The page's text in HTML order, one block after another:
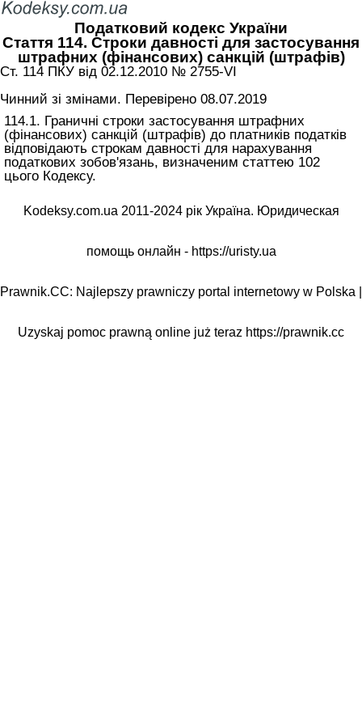
Податковий кодекс України
Стаття 114. Строки давності для застосування
штрафних (фінансових) санкцій (штрафів)
Ст. 114 ПКУ від 02.12.2010 № 2755-VI
Чинний зі змінами. Перевірено 08.07.2019
114.1. Граничні строки застосування штрафних
(фінансових) санкцій (штрафів) до платників податків
відповідають строкам давності для нарахування
податкових зобов'язань, визначеним статтею 102
цього Кодексу.
Kodeksy.com.ua 2011-2024 рік Україна. Юридическая
помощь онлайн - https://uristy.ua
Prawnik.CC: Najlepszy prawniczy portal internetowy w Polska |
Uzyskaj pomoc prawną online już teraz https://prawnik.cc